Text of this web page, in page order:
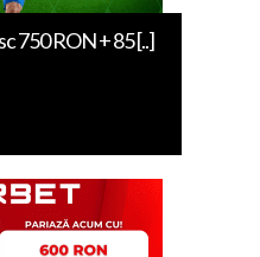
750 RON + 85 [..]